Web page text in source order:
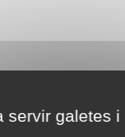
servir galetes